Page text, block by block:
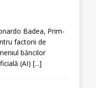
Badea, Prim-
factorii de
băncilor
(AI) [...]